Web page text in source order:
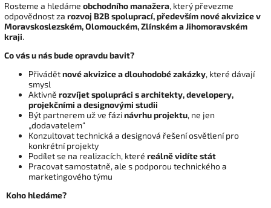
Rosteme a hledáme obchodního manažera, který převezme
odpovědnost za rozvoj B2B spoluprací, především nové akvizice v
Moravskoslezském, Olomouckém, Zlínském a Jihomoravském
kraji.
Co vás u nás bude opravdu bavit?
Přivádětnové akvizice a dlouhodobé zakázky, které dávají
smysl
Aktivně rozvíjet spolupráci s architekty, developery,
projekčními a designovými studii
Být partnerem už ve fázinávrhu projektu, ne jen
„dodavatelem“
Konzultovat technická a designová řešení osvětlení pro
konkrétní projekty
Podílet se na realizacích, které reálně vidíte stát
Pracovat samostatně, ale s podporou technického a
marketingového týmu
Koho hledáme?